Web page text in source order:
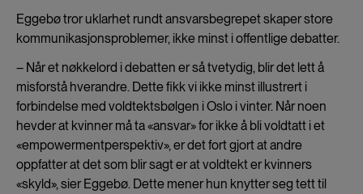
Eggebø tror uklarhet rundt ansvarsbegrepet skaper store
kommunikasjonsproblemer, ikke minst i offentlige debatter.
– Når et nøkkelord i debatten er så tvetydig, blir det lett å
misforstå hverandre. Dette fikk vi ikke minst illustrert i
forbindelse med voldtektsbølgen i Oslo i vinter. Når noen
hevder at kvinner må ta «ansvar» for ikke å bli voldtatt i et
«empowermentperspektiv», er det fort gjort at andre
oppfatter at det som blir sagt er at voldtekt er kvinners
«skyld», sier Eggebø. Dette mener hun knytter seg tett til